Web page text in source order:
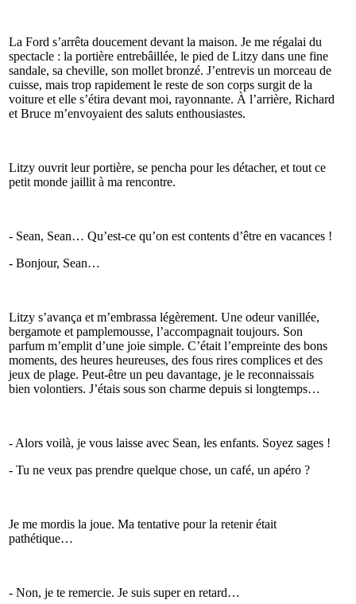
La Ford s’arrêta doucement devant la maison. Je me régalai du
spectacle : la portière entrebâillée, le pied de Litzy dans une fine
sandale, sa cheville, son mollet bronzé. J’entrevis un morceau de
cuisse, mais trop rapidement le reste de son corps surgit de la
voiture et elle s’étira devant moi, rayonnante. À l’arrière, Richard
et Bruce m’envoyaient des saluts enthousiastes.
Litzy ouvrit leur portière, se pencha pour les détacher, et tout ce
petit monde jaillit à ma rencontre.
- Sean, Sean… Qu’est-ce qu’on est contents d’être en vacances !
- Bonjour, Sean…
Litzy s’avança et m’embrassa légèrement. Une odeur vanillée,
bergamote et pamplemousse, l’accompagnait toujours. Son
parfum m’emplit d’une joie simple. C’était l’empreinte des bons
moments, des heures heureuses, des fous rires complices et des
jeux de plage. Peut-être un peu davantage, je le reconnaissais
bien volontiers. J’étais sous son charme depuis si longtemps…
- Alors voilà, je vous laisse avec Sean, les enfants. Soyez sages !
- Tu ne veux pas prendre quelque chose, un café, un apéro ?
Je me mordis la joue. Ma tentative pour la retenir était
pathétique…
- Non, je te remercie. Je suis super en retard…